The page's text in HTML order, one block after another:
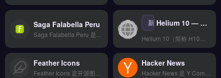
Saga Falabella Peru 新 Helium 10 — 亚马逊卖家AI选品与运营数据分析套件
Feather Icons Hacker News